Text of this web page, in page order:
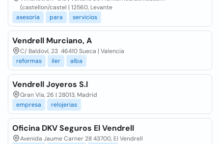
(castellon/castel | 12560, Levante
asesoria
para servicios
Vendrell Murciano, A
C/ Baldoví, 23 46410 Sueca | Valencia
reformas
iler alba
Vendrell Joyeros S.l
Gran Vía, 26 | 28013, Madrid
empresa
relojerias
Oficina DKV Seguros El Vendrell
Avenida Jaume Carner 28 43700, El Vendrell